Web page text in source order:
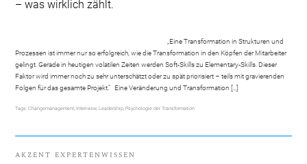
– was wirklich zählt.
„Eine Transformation in Strukturen und
Prozessen ist immer nur so erfolgreich, wie die Transformation in den Köpfen der Mitarbeiter
gelingt. Gerade in heutigen volatilen Zeiten werden Soft-Skills zu Elementary-Skills. Dieser
Faktor wird immer noch zu sehr unterschätzt oder zu spät priorisiert – teils mit gravierenden
Folgen für das gesamte Projekt.“ Eine Veränderung und Transformation […]
Tags:Changemanagement, Interiview, Leadership, Psychologie der Transformation
AKZENT EXPERTENWISSEN